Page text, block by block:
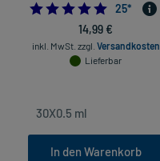
4.96
25*
14,99 €
inkl. MwSt. zzgl. Versandkosten
Lieferbar
In den Warenkorb